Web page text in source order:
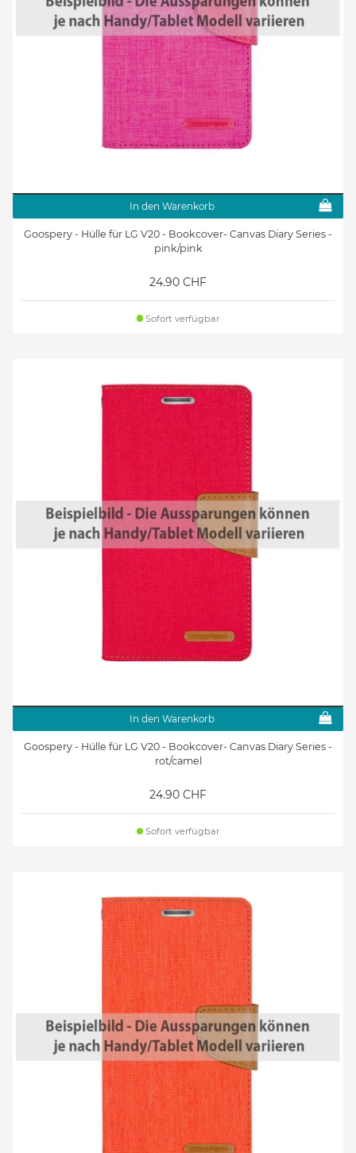
In den Warenkorb
Goospery - Hülle für LG V20 - Bookcover- Canvas Diary Series -
pink/pink
24.90 CHF
Sofort verfügbar
In den Warenkorb
Goospery - Hülle für LG V20 - Bookcover- Canvas Diary Series -
rot/camel
24.90 CHF
Sofort verfügbar